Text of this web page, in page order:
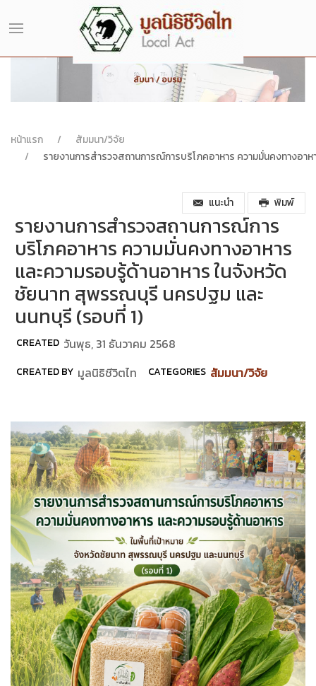
หน้าแรก
สัมมนา/วิจัย
รายงานการสำรวจสถานการณ์การบริโภคอาหาร ความมั่นคงทางอ
แนะนำ พิมพ์
รายงานการสำรวจสถานการณ์การ
บริโภคอาหาร ความมั่นคงทางอาหาร
และความรอบรู้ด้านอาหาร ในจังหวัด
ชัยนาท สุพรรณบุรี นครปฐม และ
นนทบุรี (รอบที่ 1)
CREATED วันพุธ, 31 ธันวาคม 2568
CREATED BY มูลนิธิชีวิตไท CATEGORIES สัมมนา/วิจัย